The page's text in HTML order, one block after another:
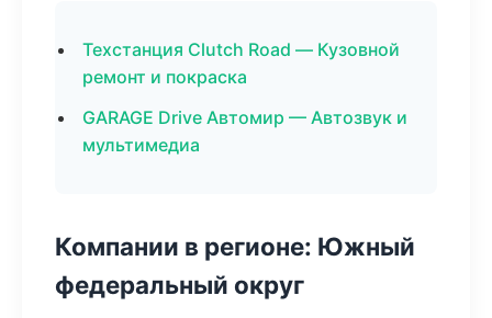
Техстанция Clutch Road — Кузовной
ремонт и покраска
GARAGE Drive Автомир — Автозвук и
мультимедиа
Компании в регионе: Южный
федеральный округ